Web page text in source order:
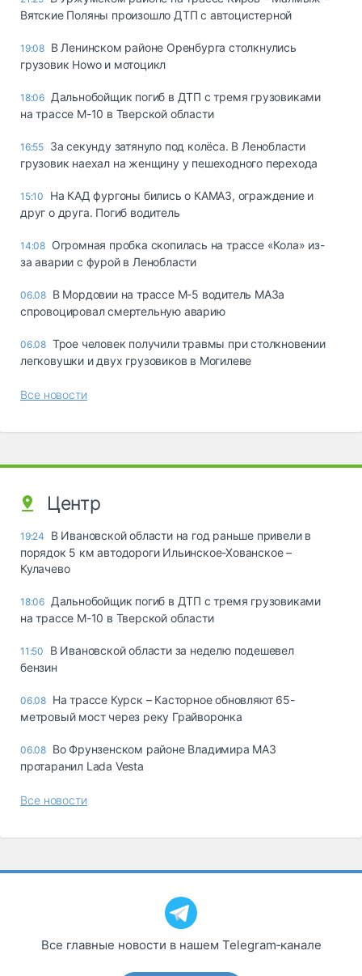
Вятские Поляны произошло ДТП с автоцистерной
19:08 В Ленинском районе Оренбурга столкнулись
грузовик Howo и мотоцикл
18:06 Дальнобойщик погиб в ДТП с тремя грузовиками
на трассе М-10 в Тверской области
16:55 За секунду затянуло под колёса. В Ленобласти
грузовик наехал на женщину у пешеходного перехода
15:10
На КАД фургоны бились о КАМАЗ, ограждение и
друг о друга. Погиб водитель
14:08 Огромная пробка скопилась на трассе «Кола» из-
за аварии с фурой в Ленобласти
06.08 В Мордовии на трассе М-5 водитель МАЗа
спровоцировал смертельную аварию
06.08 Трое человек получили травмы при столкновении
легковушки и двух грузовиков в Могилеве
Все новости
Центр
19:24
В Ивановской области на год раньше привели в
порядок 5 км автодороги Ильинское-Хованское –
Кулачево
18:06 Дальнобойщик погиб в ДТП с тремя грузовиками
на трассе М-10 в Тверской области
11:50
В Ивановской области за неделю подешевел
бензин
06.08 На трассе Курск – Касторное обновляют 65-
метровый мост через реку Грайворонка
06.08 Во Фрунзенском районе Владимира МАЗ
протаранил Lada Vesta
Все новости
Все главные новости в нашем Telegram‑канале